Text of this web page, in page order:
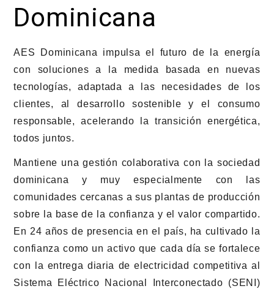
Dominicana
AES Dominicana impulsa el futuro de la energía
con soluciones a la medida basada en nuevas
tecnologías, adaptada a las necesidades de los
clientes, al desarrollo sostenible y el consumo
responsable, acelerando la transición energética,
todos juntos.
Mantiene una gestión colaborativa con la sociedad
dominicana y muy especialmente con las
comunidades cercanas a sus plantas de producción
sobre la base de la confianza y el valor compartido.
En 24 años de presencia en el país, ha cultivado la
confianza como un activo que cada día se fortalece
con la entrega diaria de electricidad competitiva al
Sistema Eléctrico Nacional Interconectado (SENI)